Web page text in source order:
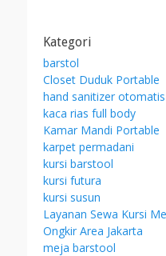
Kategori
barstol
Closet Duduk Portable
hand sanitizer otomatis
kaca rias full body
Kamar Mandi Portable
karpet permadani
kursi barstool
kursi futura
kursi susun
Layanan Sewa Kursi
Ongkir Area Jakarta
meja barstool